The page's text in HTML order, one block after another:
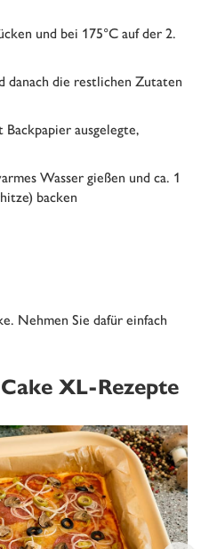
und bei 175°C auf der 2.
danach die restlichen Zutaten
ausgelegte,
Wasser gießen und ca. 1
backen
Nehmen Sie dafür einfach
XL-Rezepte